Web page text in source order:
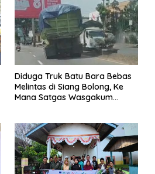
Diduga Truk Batu Bara Bebas
Melintas di Siang Bolong, Ke
Mana Satgas Wasgakum